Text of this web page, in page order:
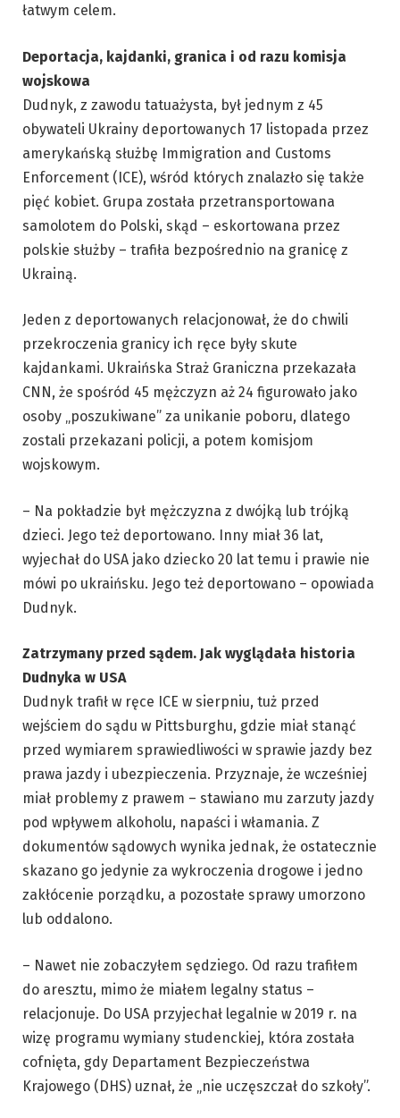
łatwym celem.
Deportacja, kajdanki, granica i od razu komisja
wojskowa
Dudnyk, z zawodu tatuażysta, był jednym z 45
obywateli Ukrainy deportowanych 17 listopada przez
amerykańską służbę Immigration and Customs
Enforcement (ICE), wśród których znalazło się także
pięć kobiet. Grupa została przetransportowana
samolotem do Polski, skąd – eskortowana przez
polskie służby – trafiła bezpośrednio na granicę z
Ukrainą.
Jeden z deportowanych relacjonował, że do chwili
przekroczenia granicy ich ręce były skute
kajdankami. Ukraińska Straż Graniczna przekazała
CNN, że spośród 45 mężczyzn aż 24 figurowało jako
osoby „poszukiwane” za unikanie poboru, dlatego
zostali przekazani policji, a potem komisjom
wojskowym.
– Na pokładzie był mężczyzna z dwójką lub trójką
dzieci. Jego też deportowano. Inny miał 36 lat,
wyjechał do USA jako dziecko 20 lat temu i prawie nie
mówi po ukraińsku. Jego też deportowano – opowiada
Dudnyk.
Zatrzymany przed sądem. Jak wyglądała historia
Dudnyka w USA
Dudnyk trafił w ręce ICE w sierpniu, tuż przed
wejściem do sądu w Pittsburghu, gdzie miał stanąć
przed wymiarem sprawiedliwości w sprawie jazdy bez
prawa jazdy i ubezpieczenia. Przyznaje, że wcześniej
miał problemy z prawem – stawiano mu zarzuty jazdy
pod wpływem alkoholu, napaści i włamania. Z
dokumentów sądowych wynika jednak, że ostatecznie
skazano go jedynie za wykroczenia drogowe i jedno
zakłócenie porządku, a pozostałe sprawy umorzono
lub oddalono.
– Nawet nie zobaczyłem sędziego. Od razu trafiłem
do aresztu, mimo że miałem legalny status –
relacjonuje. Do USA przyjechał legalnie w 2019 r. na
wizę programu wymiany studenckiej, która została
cofnięta, gdy Departament Bezpieczeństwa
Krajowego (DHS) uznał, że „nie uczęszczał do szkoły”.